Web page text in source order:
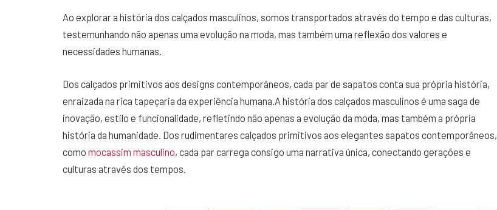
Ao explorar a história dos calçados masculinos, somos transportados através do tempo e das culturas,
testemunhando não apenas uma evolução na moda, mas também uma reflexão dos valores e
necessidades humanas.
Dos calçados primitivos aos designs contemporâneos, cada par de sapatos conta sua própria história,
enraizada na rica tapeçaria da experiência humana.A história dos calçados masculinos é uma saga de
inovação, estilo e funcionalidade, refletindo não apenas a evolução da moda, mas também a própria
história da humanidade. Dos rudimentares calçados primitivos aos elegantes sapatos contemporâneos,
como mocassim masculino, cada par carrega consigo uma narrativa única, conectando gerações e
culturas através dos tempos.